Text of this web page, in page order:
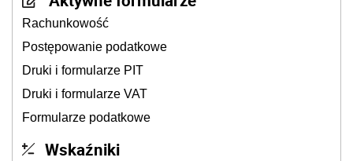
Rachunkowość
Postępowanie podatkowe
Druki i formularze PIT
Druki i formularze VAT
Formularze podatkowe
Wskaźniki